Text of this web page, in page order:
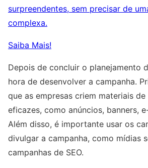
surpreendentes, sem precisar de
complexa.
Saiba Mais!
Depois de concluir o planejamento
hora de desenvolver a campanha.
que as empresas criem materiais
eficazes, como anúncios, banners,
Além disso, é importante usar os
divulgar a campanha, como mídias
campanhas de SEO.